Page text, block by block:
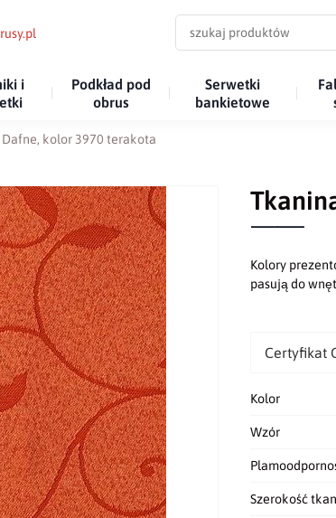
i
Podkład pod
obrus
Serwetki
bankietowe
kolor 3970 terakota
Kolory
pasują do
Certyfikat
Kolor
Wzór
Szerokość